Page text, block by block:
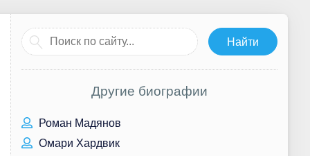
Другие биографии
Роман Мадянов
Омари Хардвик